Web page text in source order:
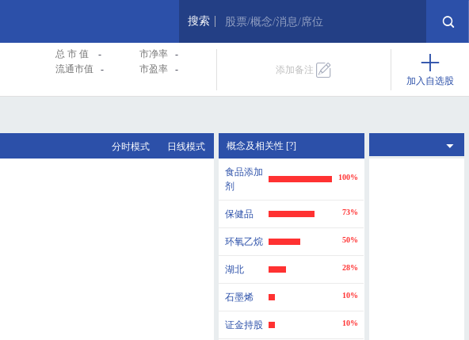
搜索 股票/概念/消息/席位
总 市 值 - 市净率
-
流通市值 - 市盈率
-
添加备注
加入自选股
概念及相关性 [?]
食品添加
剂
100%
保健品 73%
环氧乙烷 50%
湖北 28%
石墨烯 10%
证金持股 10%
分时模式 日线模式